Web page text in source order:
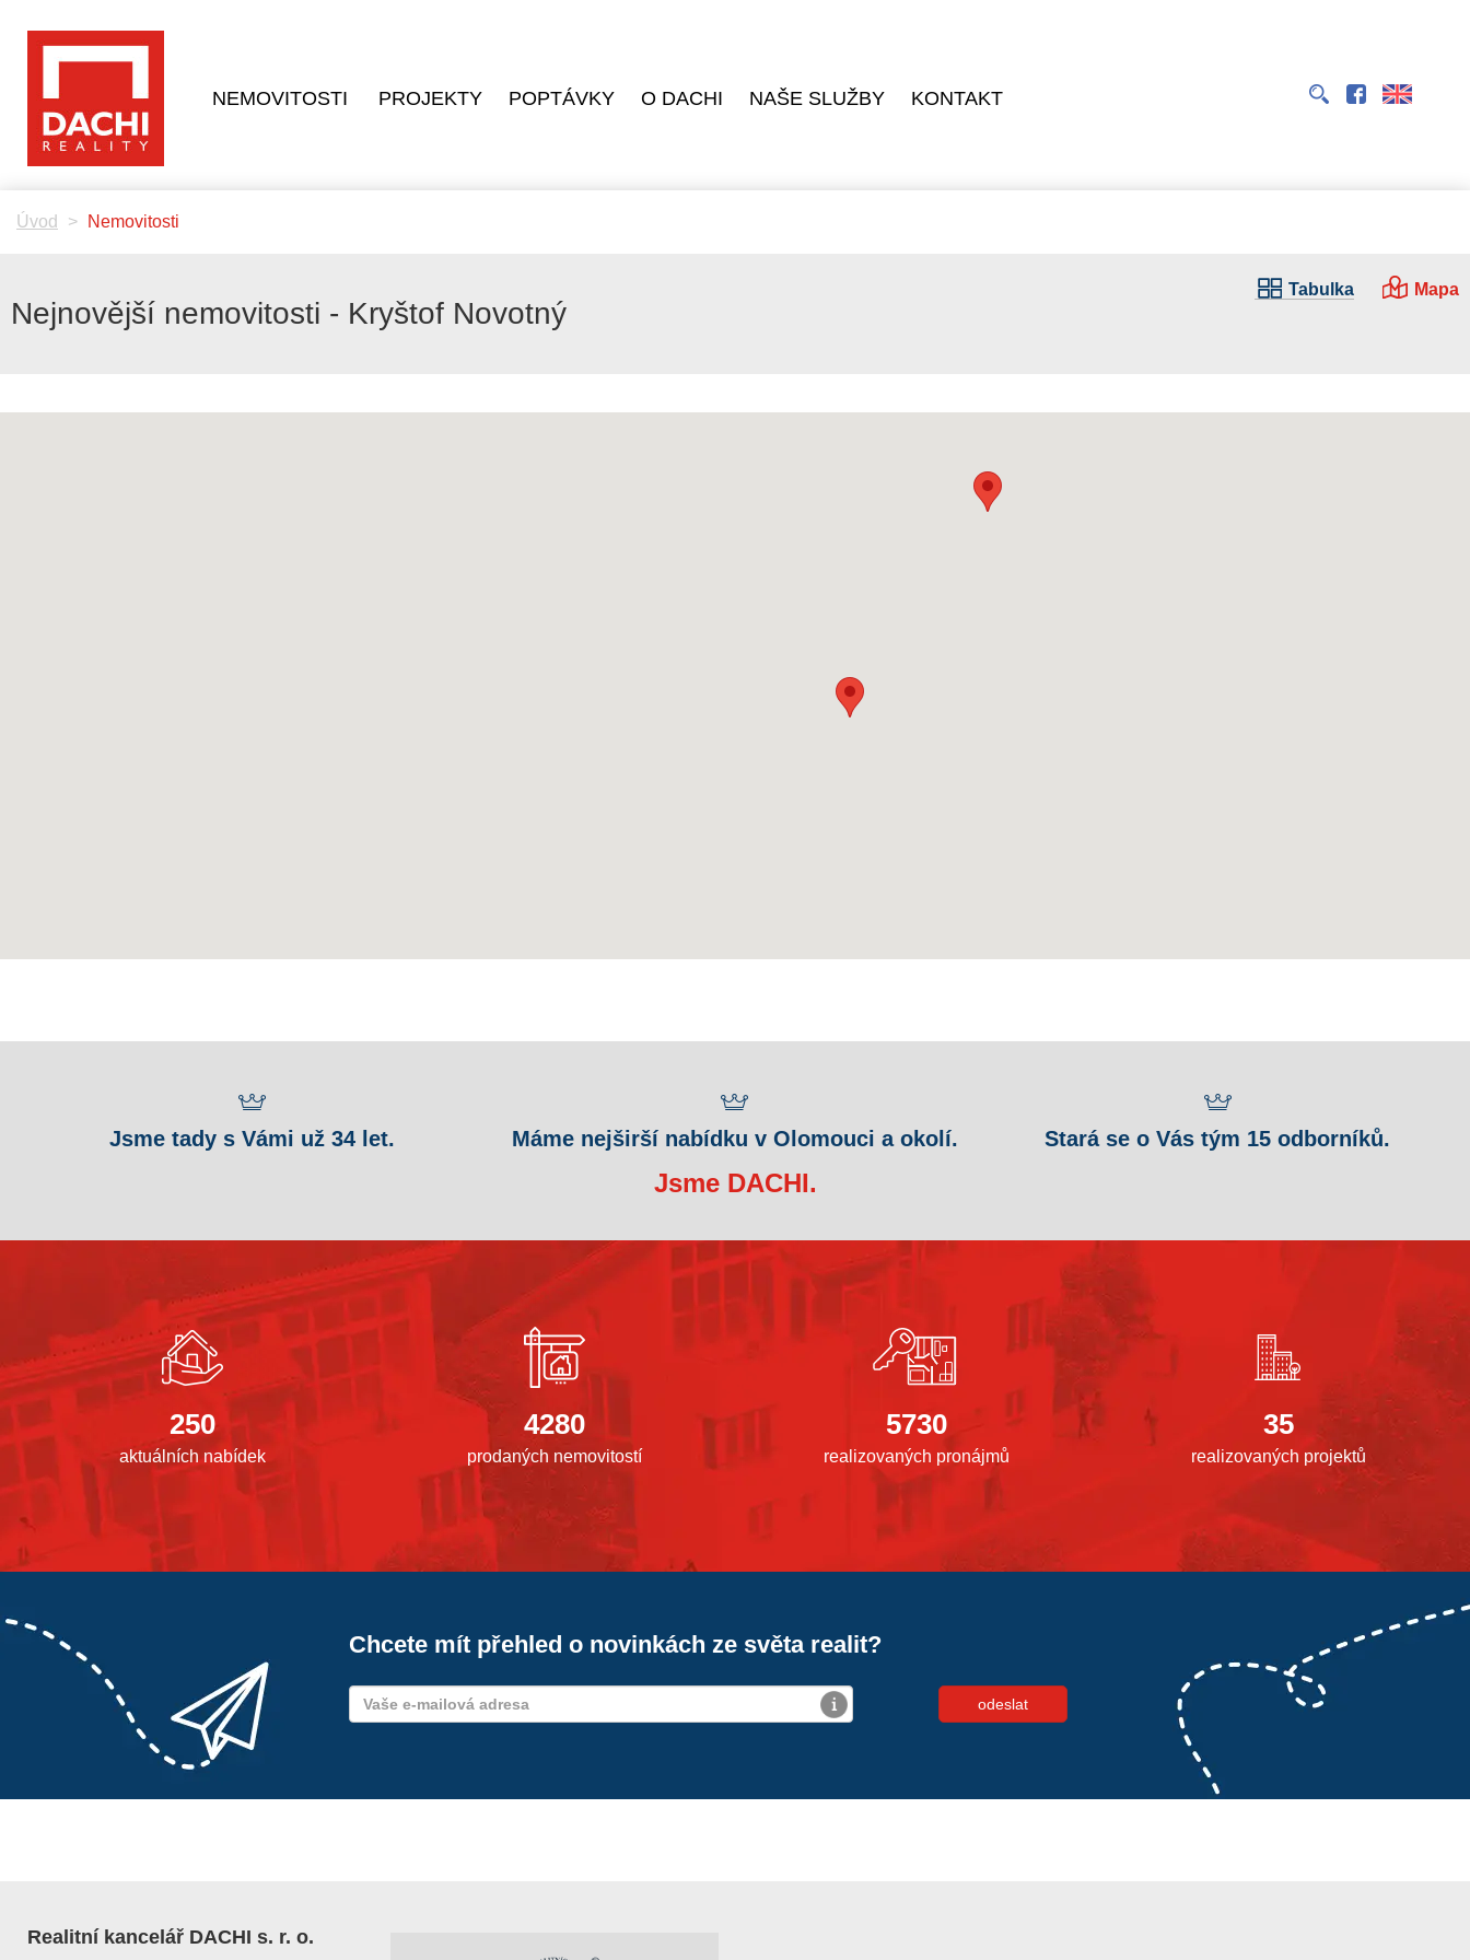
NEMOVITOSTI PROJEKTY POPTÁVKY O DACHI NAŠE SLUŽBY KONTAKT
Úvod Nemovitosti
Tabulka Mapa
Nejnovější nemovitosti - Kryštof Novotný
Jsme tady s Vámi už 34 let. Máme nejširší nabídku v Olomouci a okolí. Stará se o Vás tým 15 odborníků.
Jsme DACHI.
250
aktuálních nabídek
4280
prodaných nemovitostí
5730
realizovaných pronájmů
35
realizovaných projektů
Chcete mít přehled o novinkách ze světa realit?
Realitní kancelář DACHI s. r. o.